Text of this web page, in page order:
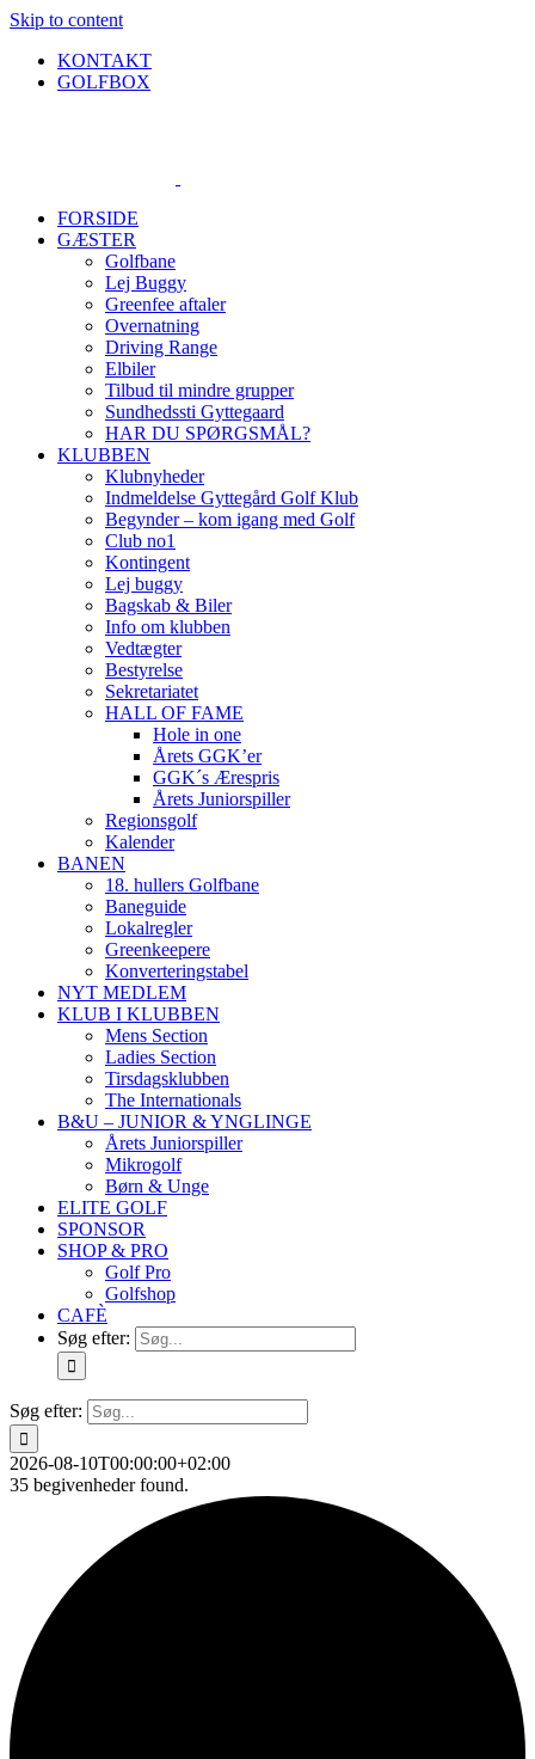
Skip to content
KONTAKT
GOLFBOX
FORSIDE
GÆSTER
Golfbane
Lej Buggy
Greenfee aftaler
Overnatning
Driving Range
Elbiler
Tilbud til mindre grupper
Sundhedssti Gyttegaard
HAR DU SPØRGSMÅL?
KLUBBEN
Klubnyheder
Indmeldelse Gyttegård Golf Klub
Begynder – kom igang med Golf
Club no1
Kontingent
Lej buggy
Bagskab & Biler
Info om klubben
Vedtægter
Bestyrelse
Sekretariatet
HALL OF FAME
Hole in one
Årets GGK’er
GGK´s Ærespris
Årets Juniorspiller
Regionsgolf
Kalender
BANEN
18. hullers Golfbane
Baneguide
Lokalregler
Greenkeepere
Konverteringstabel
NYT MEDLEM
KLUB I KLUBBEN
Mens Section
Ladies Section
Tirsdagsklubben
The Internationals
B&U – JUNIOR & YNGLINGE
Årets Juniorspiller
Mikrogolf
Børn & Unge
ELITE GOLF
SPONSOR
SHOP & PRO
Golf Pro
Golfshop
CAFÈ
Søg efter:
Søg efter:
2026-08-10T00:00:00+02:00
35 begivenheder found.